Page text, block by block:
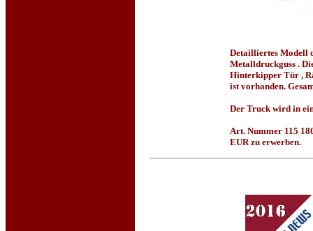
Detailliertes Modell
Metalldruckguss .
Hinterkipper Tür ,
ist vorhanden.
Der Truck wird in
Art. Nummer 115
EUR zu erwerben.